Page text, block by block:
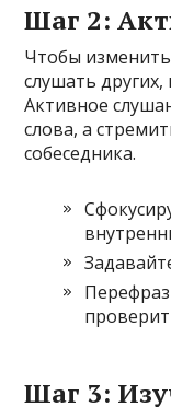
Шаг 2:
Чтобы
слушать
Активное
слова, а
собеседника.
Шаг 3: